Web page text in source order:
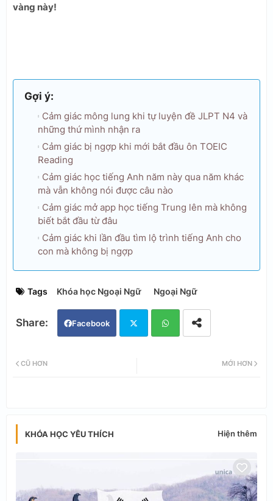
vàng này!
Gợi ý:
Cảm giác mông lung khi tự luyện đề JLPT N4 và
những thứ mình nhận ra
Cảm giác bị ngợp khi mới bắt đầu ôn TOEIC
Reading
Cảm giác học tiếng Anh năm này qua năm khác
mà vẫn không nói được câu nào
Cảm giác mở app học tiếng Trung lên mà không
biết bắt đầu từ đâu
Cảm giác khi lần đầu tìm lộ trình tiếng Anh cho
con mà không bị ngợp
Tags Khóa học Ngoại Ngữ Ngoại Ngữ
Facebook
MỚI HƠN
CŨ HƠN
KHÓA HỌC YÊU THÍCH Hiện thêm